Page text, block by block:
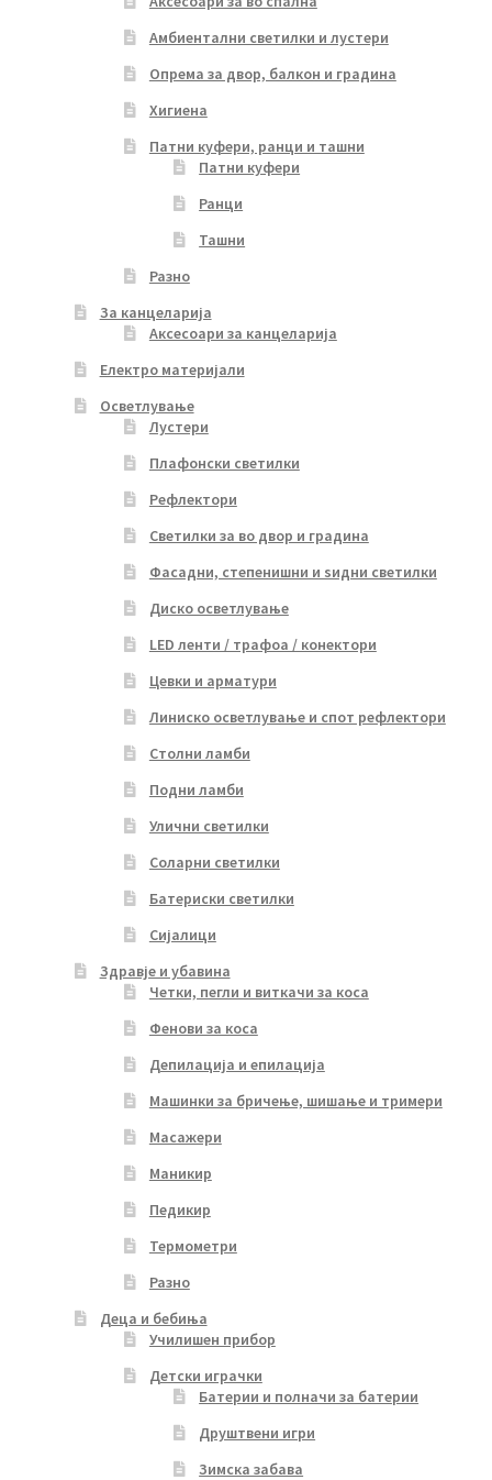
Амбиентални светилки и лустери
Опрема за двор, балкон и градина
Хигиена
Патни куфери, ранци и ташни
Патни куфери
Ранци
Ташни
Разно
За канцеларија
Аксесоари за канцеларија
Електро материјали
Осветлување
Лустери
Плафонски светилки
Рефлектори
Светилки за во двор и градина
Фасадни, степенишни и ѕидни светилки
Диско осветлување
LED ленти / трафоа / конектори
Цевки и арматури
Линиско осветлување и спот рефлектори
Столни ламби
Подни ламби
Улични светилки
Соларни светилки
Батериски светилки
Сијалици
Здравје и убавина
Четки, пегли и виткачи за коса
Фенови за коса
Депилација и епилација
Машинки за бричење, шишање и тримери
Масажери
Маникир
Педикир
Термометри
Разно
Деца и бебиња
Училишен прибор
Детски играчки
Батерии и полначи за батерии
Друштвени игри
Зимска забава